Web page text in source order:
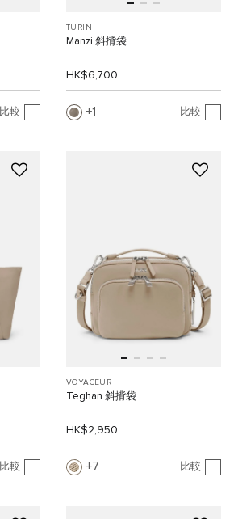
比較
TURIN
Manzi 斜揹袋
HK$6,700
1 比較
比較
VOYAGEUR
Teghan 斜揹袋
HK$2,950
7 比較